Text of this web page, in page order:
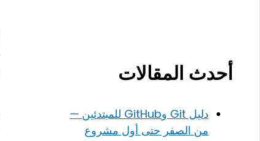
أحدث المقالات
دليل Git وGitHub للمبتدئين —
من الصفر حتى أول مشروع